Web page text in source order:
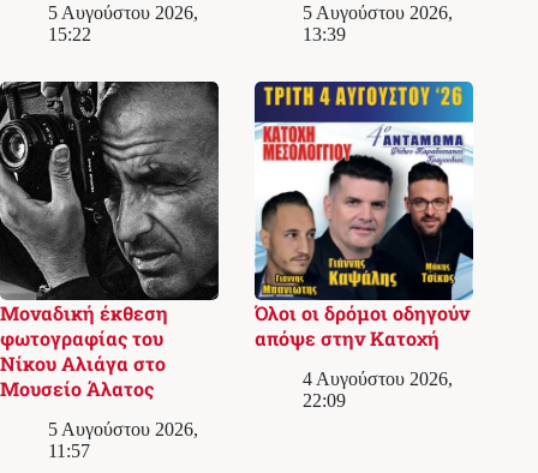
5 Αυγούστου 2026,
15:22
5 Αυγούστου 2026,
13:39
Μοναδική έκθεση
φωτογραφίας του
Νίκου Αλιάγα στο
Μουσείο Άλατος
5 Αυγούστου 2026,
11:57
Όλοι οι δρόμοι οδηγούν
απόψε στην Κατοχή
4 Αυγούστου 2026,
22:09